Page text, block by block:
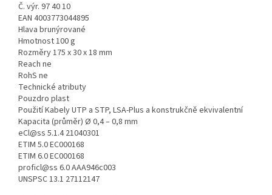
Č. výr. 97 40 10
EAN 4003773044895
Hlava brunýrované
Hmotnost 100 g
Rozměry 175 x 30 x 18 mm
Reach ne
RohS ne
Technické atributy
Pouzdro plast
Použití Kabely UTP a STP, LSA-Plus a konstrukčně ekvivalentní
Kapacita (průměr) Ø 0,4 – 0,8 mm
eCl@ss 5.1.4 21040301
ETIM 5.0 EC000168
ETIM 6.0 EC000168
proficl@ss 6.0 AAA946c003
UNSPSC 13.1 27112147